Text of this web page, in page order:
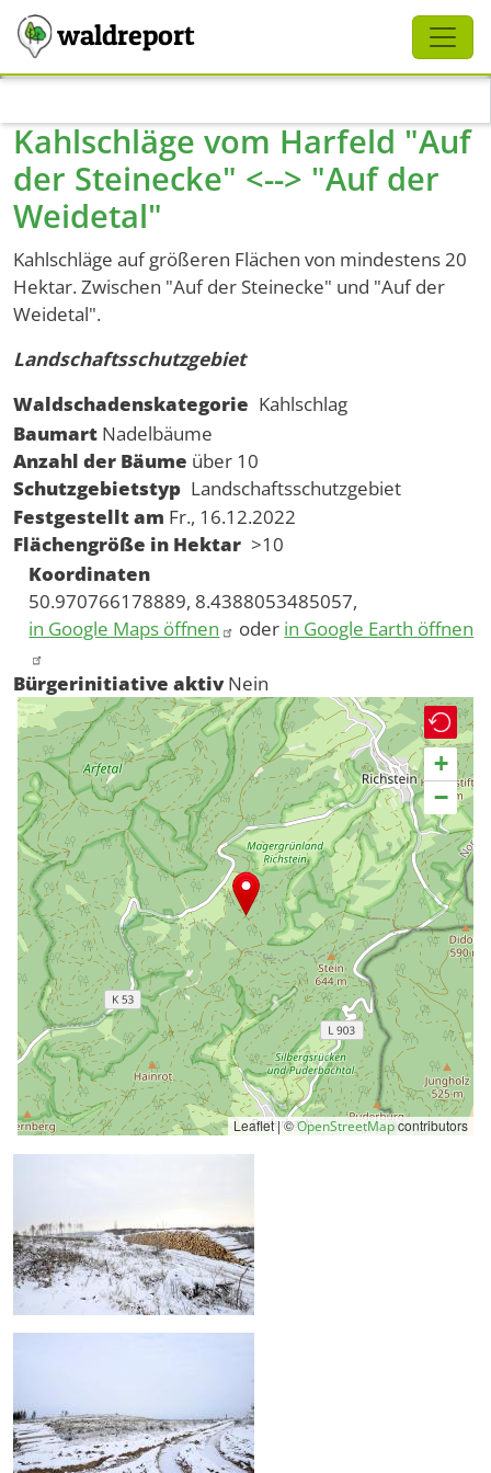
waldreport
Kahlschläge vom Harfeld "Auf
der Steinecke" <--> "Auf der
Weidetal"
Kahlschläge auf größeren Flächen von mindestens 20
Hektar. Zwischen "Auf der Steinecke" und "Auf der
Weidetal".
Landschaftsschutzgebiet
Waldschadenskategorie Kahlschlag
Baumart Nadelbäume
Anzahl der Bäume über 10
Schutzgebietstyp Landschaftsschutzgebiet
Festgestellt am Fr., 16.12.2022
Flächengröße in Hektar >10
Koordinaten
50.970766178889, 8.4388053485057,
in Google Maps öffnen
oder in Google Earth öffnen
Bürgerinitiative aktiv Nein
+
−
Leaflet | ©OpenStreetMapcontributors
Schliessen